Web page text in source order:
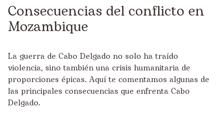
Consecuencias del conflicto en
Mozambique
La guerra de Cabo Delgado no solo ha traído
violencia, sino también una crisis humanitaria de
proporciones épicas. Aquí te comentamos algunas de
las principales consecuencias que enfrenta Cabo
Delgado.